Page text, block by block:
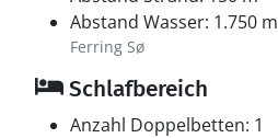
Abstand Wasser: 1.750 m
Ferring Sø
Schlafbereich
Anzahl Doppelbetten: 1